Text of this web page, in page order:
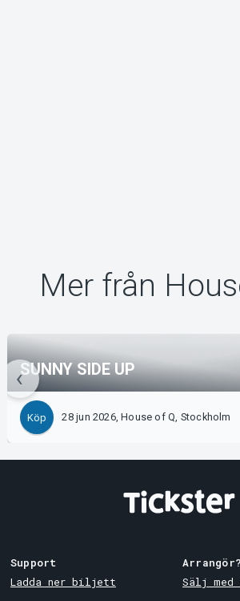
Mer från
SUNNY SIDE UP
Köp 28 jun 2026, House of Q, Stockholm
Support
Ladda ner biljett
Arrangör?
Sälj med